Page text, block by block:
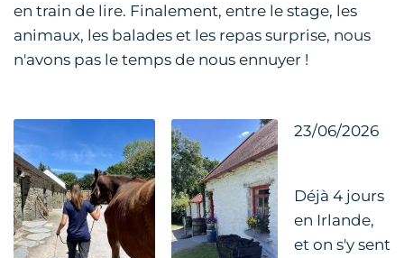
en train de lire. Finalement, entre le stage, les
animaux, les balades et les repas surprise, nous
n'avons pas le temps de nous ennuyer !
23/06/2026
Déjà 4 jours
en Irlande,
et on s'y sent